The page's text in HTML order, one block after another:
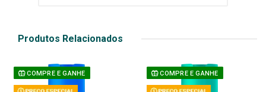
Produtos Relacionados
COMPRE E GANHE COMPRE E GANHE